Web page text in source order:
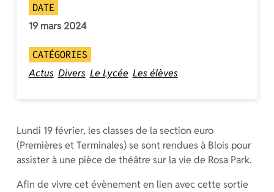
DATE
19 mars 2024
CATÉGORIES
Actus Divers Le Lycée Les élèves
Lundi 19 février, les classes de la section euro
(Premières et Terminales) se sont rendues à Blois pour
assister à une pièce de théâtre sur la vie de Rosa Park.
Afin de vivre cet évènement en lien avec cette sortie